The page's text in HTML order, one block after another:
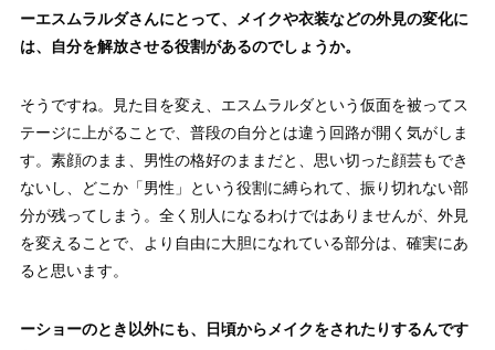
ーエスムラルダさんにとって、メイクや衣装などの外見の変化に
は、自分を解放させる役割があるのでしょうか。
そうですね。見た目を変え、エスムラルダという仮面を被ってス
テージに上がることで、普段の自分とは違う回路が開く気がしま
す。素顔のまま、男性の格好のままだと、思い切った顔芸もでき
ないし、どこか「男性」という役割に縛られて、振り切れない部
分が残ってしまう。全く別人になるわけではありませんが、外見
を変えることで、より自由に大胆になれている部分は、確実にあ
ると思います。
ーショーのとき以外にも、日頃からメイクをされたりするんです